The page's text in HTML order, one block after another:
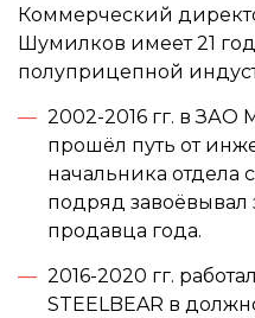
Коммерческий
Шумилков имеет 21
полуприцепной
2002-2016 гг. в ЗАО
прошёл путь от
начальника отдела
подряд завоёвывал
продавца года.
2016-2020 гг.
STEELBEAR в